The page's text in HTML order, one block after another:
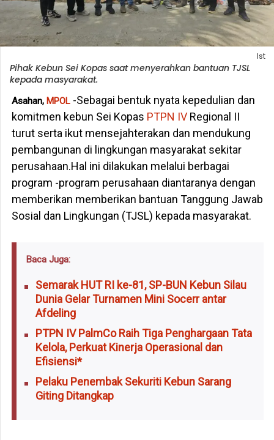
Ist
Pihak Kebun Sei Kopas saat menyerahkan bantuan TJSL
kepada masyarakat.
Asahan, MPOL-Sebagai bentuk nyata kepedulian dan
komitmen kebun Sei Kopas PTPN IVRegional II
turut serta ikut mensejahterakan dan mendukung
pembangunan di lingkungan masyarakat sekitar
perusahaan.Hal ini dilakukan melalui berbagai
program -program perusahaan diantaranya dengan
memberikan memberikan bantuan Tanggung Jawab
Sosial dan Lingkungan (TJSL) kepada masyarakat.
Baca Juga:
Semarak HUT RI ke-81, SP-BUN Kebun Silau
Dunia Gelar Turnamen Mini Socerr antar
Afdeling
PTPN IV PalmCo Raih Tiga Penghargaan Tata
Kelola, Perkuat Kinerja Operasional dan
Efisiensi*
Pelaku Penembak Sekuriti Kebun Sarang
Giting Ditangkap